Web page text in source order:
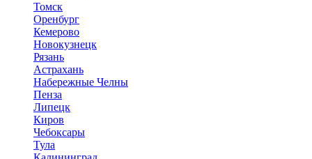
Томск
Оренбург
Кемерово
Новокузнецк
Рязань
Астрахань
Набережные Челны
Пенза
Липецк
Киров
Чебоксары
Тула